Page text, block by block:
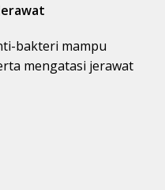
bakteri mampu
mengatasi jerawat